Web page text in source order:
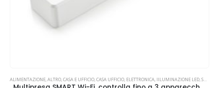
ALIMENTAZIONE,ALTRO,CASA E UFFICIO,CASA UFFICIO, ELETTRONICA, IILUMINAZIONE LED,SMART HOME